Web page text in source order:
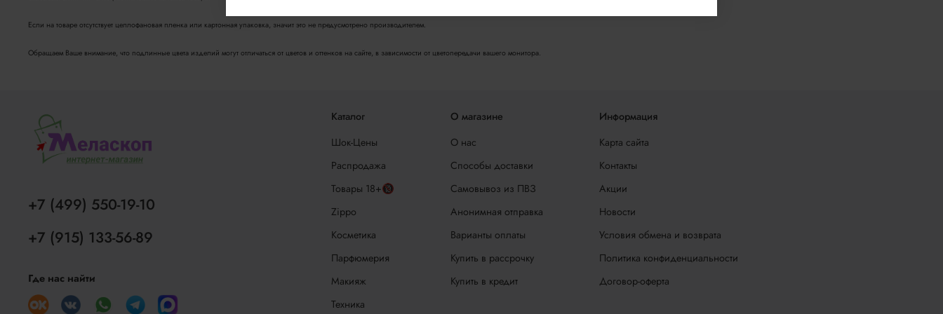
Если на товаре отсутствует целлофановая пленка или картонная упаковка, значит это не предусмотрено производителем.
Обращаем Ваше внимание, что подлинные цвета изделий могут отличаться от цветов и оттенков на сайте, в зависимости от цветопередачи вашего монитора.
Каталог
Шок-Цены
Распродажа
Товары 18+🔞
Zippo
Косметика
Парфюмерия
Макияж
Техника
О магазине
О нас
Способы доставки
Самовывоз из ПВЗ
Анонимная отправка
Варианты оплаты
Купить в рассрочку
Купить в кредит
Информация
Карта сайта
Контакты
Акции
Новости
Условия обмена и возврата
Политика конфиденциальности
Договор-оферта
+7 (499) 550-19-10
+7 (915) 133-56-89
Где нас найти